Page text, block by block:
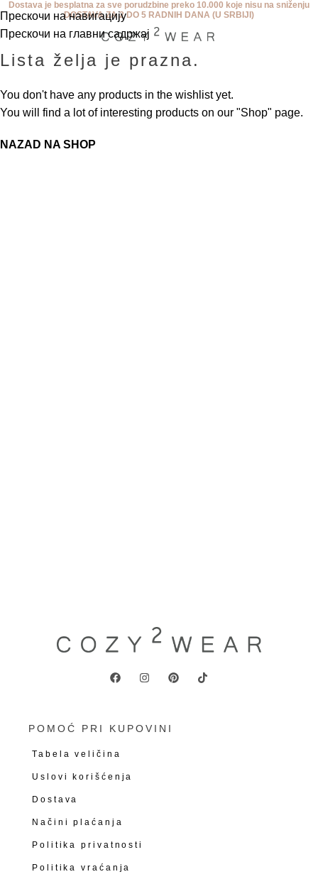
Прескочи на навигацију
Прескочи на главни садржај
Dostava je besplatna za sve porudzbine preko 10.000 koje nisu na sniženju
DOSTAVA ZA 2 DO 5 RADNIH DANA (U SRBIJI)
Lista želja je prazna.
You don't have any products in the wishlist yet.
You will find a lot of interesting products on our "Shop" page.
NAZAD NA SHOP
POMOĆ PRI KUPOVINI
Tabela veličina
Uslovi korišćenja
Dostava
Načini plaćanja
Politika privatnosti
Politika vraćanja